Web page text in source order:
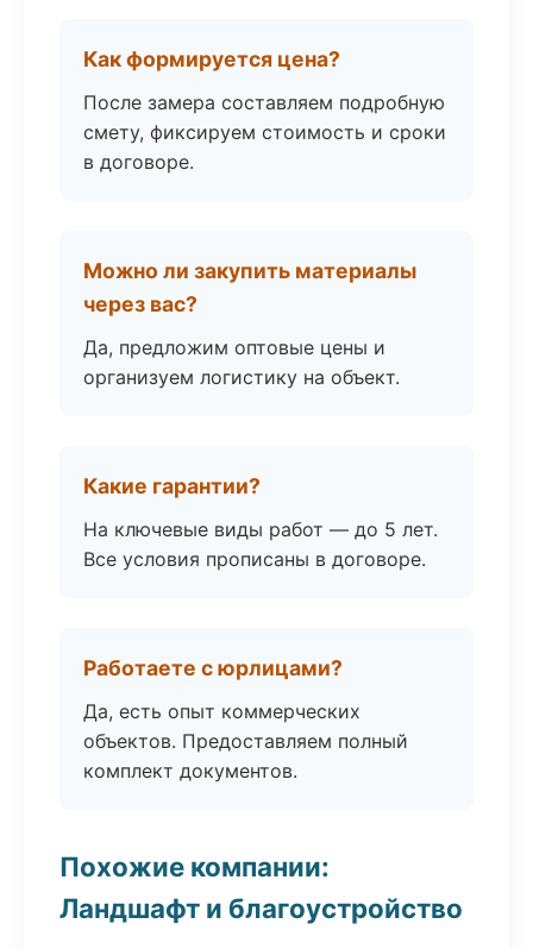
Как формируется цена?
После замера составляем подробную
смету, фиксируем стоимость и сроки
в договоре.
Можно ли закупить материалы
через вас?
Да, предложим оптовые цены и
организуем логистику на объект.
Какие гарантии?
На ключевые виды работ — до 5 лет.
Все условия прописаны в договоре.
Работаете с юрлицами?
Да, есть опыт коммерческих
объектов. Предоставляем полный
комплект документов.
Похожие компании:
Ландшафт и благоустройство